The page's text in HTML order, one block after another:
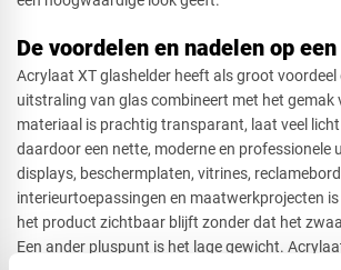
De voordelen en nadelen op
Acrylaat XT glashelder heeft als groot voordeel
uitstraling van glas combineert met het
materiaal is prachtig transparant, laat veel
daardoor een nette, moderne en professionele
displays, beschermplaten, vitrines,
interieurtoepassingen en maatwerkprojecten
het product zichtbaar blijft zonder dat het
Een ander pluspunt is het lage gewicht.